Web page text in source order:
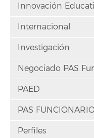
Innovación
Internacional
Investigación
Negociado PAS
PAED
PAS
Perfiles